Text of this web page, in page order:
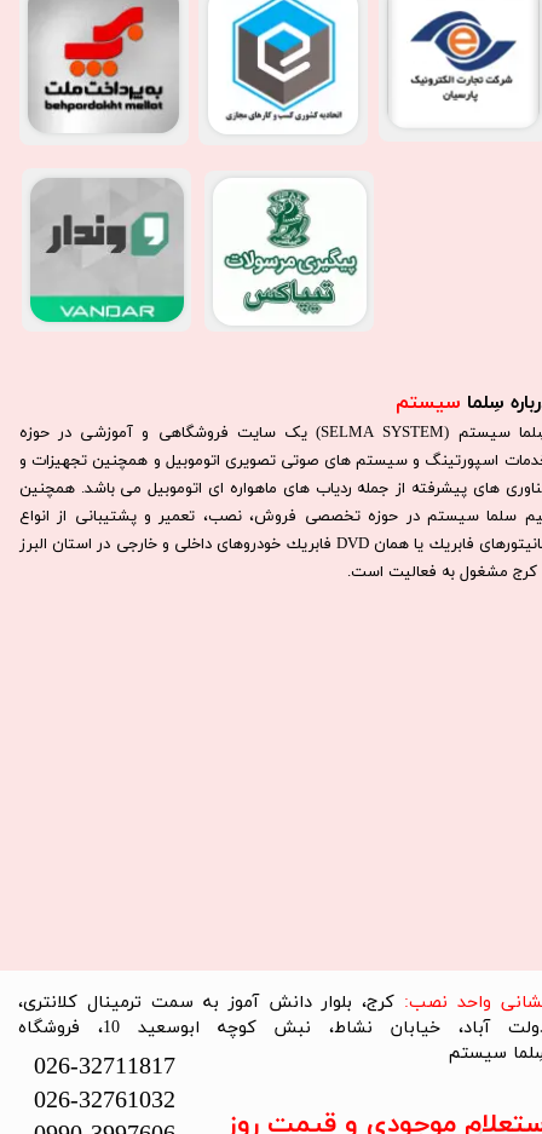
سِلما سیستم​​​​​​​
سِلما سيستم (SELMA SYSTEM) یک سایت فروشگاهی و آموزشی در حوزه
اسپورتینگ و سیستم های صوتی تصویری اتوموبیل و همچنین تجهیزات و
های پیشرفته از جمله ردیاب های ماهواره ای اتوموبیل می باشد. همچنين
سلما سيستم در حوزه تخصصی فروش، نصب، تعمير و پشتيبانی از انواع
مانيتورهای فابريك يا همان DVD فابريك خودروهای داخلی و خارجی در استان البرز
كرج مشغول به فعاليت است.​​​​​​​
واحد نصب: کرج، بلوار دانش آموز به سمت ترمینال کلانتری،
دولت آباد، خیابان نشاط، نبش کوچه ابوسعید 10، فروشگاه
سیستم​​​​​​​
026-32711817
026-32761032
موجودی و قیمت روز